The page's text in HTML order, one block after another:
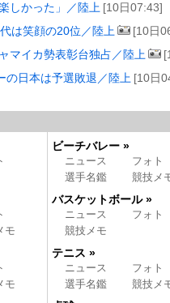
しかった」／陸上 [10日07:43]
は笑顔の20位／陸上 [10日
マイカ勢表彰台独占／陸上
の日本は予選敗退／陸上 [10日
モ
モ
ビーチバレー »
ニュース
フォト
選手名鑑
競技メ
バスケットボール »
ニュース
フォト
競技メモ
テニス »
ニュース
フォト
選手名鑑
競技メ